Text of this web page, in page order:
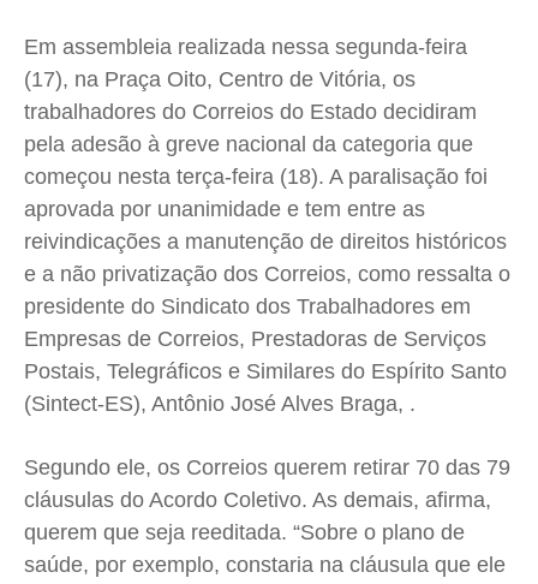
Saúde
Cidades
Direitos
Economia
Cultura
Caetano Roque
Gustavo Bastos
Jr Mignone (in memorian)
Wanda Sily
Anuncie
Quem Somos
Saúde
Cidades
Direitos
Economia
Cultura
Caetano Roque
Gustavo Bastos
Jr Mignone (in memorian)
Wanda Sily
Anuncie
Quem Somos
Saúde
Cidades
Direitos
Economia
Cultura
Caetano Roque
Gustavo Bastos
Jr Mignone (in memorian)
Wanda Sily
Anuncie
Quem Somos
Saúde
Cidades
Direitos
Economia
Cultura
Caetano Roque
Gustavo Bastos
Jr Mignone (in memorian)
Wanda Sily
Anuncie
Quem Somos
Em assembleia realizada nessa segunda-feira
(17), na Praça Oito, Centro de Vitória, os
trabalhadores do Correios do Estado decidiram
pela adesão à greve nacional da categoria que
começou nesta terça-feira (18). A paralisação foi
aprovada por unanimidade e tem entre as
reivindicações a manutenção de direitos históricos
e a não privatização dos Correios, como ressalta o
presidente do Sindicato dos Trabalhadores em
Empresas de Correios, Prestadoras de Serviços
Postais, Telegráficos e Similares do Espírito Santo
(Sintect-ES), Antônio José Alves Braga, .
Segundo ele, os Correios querem retirar 70 das 79
cláusulas do Acordo Coletivo. As demais, afirma,
querem que seja reeditada. “Sobre o plano de
saúde, por exemplo, constaria na cláusula que ele